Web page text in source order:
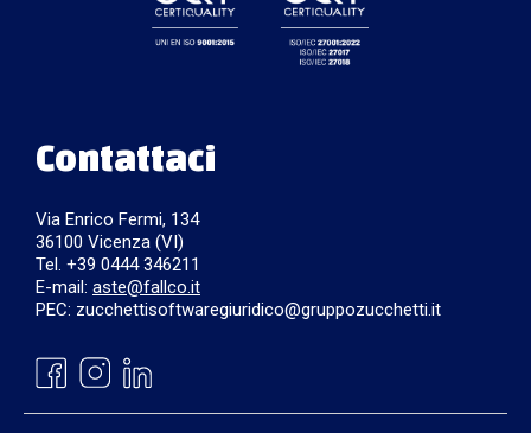
Contattaci
Via Enrico Fermi, 134
36100 Vicenza (VI)
Tel. +39 0444 346211
E-mail: aste@fallco.it
PEC: zucchettisoftwaregiuridico@gruppozucchetti.it